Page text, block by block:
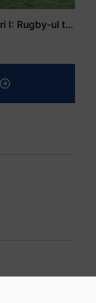
Mohamed Salhi, vicecampion național juniori I: Rugby-ul te învață să accepți și înfrângerile